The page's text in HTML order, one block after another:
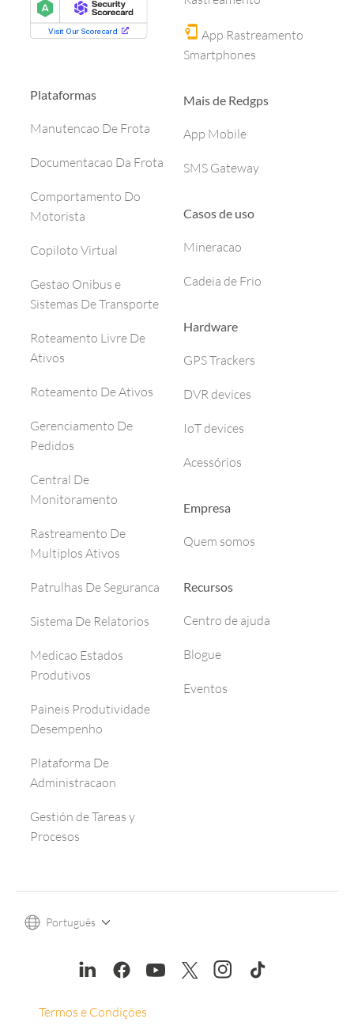
Plataformas
Manutencao De Frota
Documentacao Da Frota
Comportamento Do
Motorista
Copiloto Virtual
Gestao Onibus e
Sistemas De Transporte
Roteamento Livre De
Ativos
Roteamento De Ativos
Gerenciamento De
Pedidos
Central De
Monitoramento
Rastreamento De
Multiplos Ativos
Patrulhas De Seguranca
Sistema De Relatorios
Medicao Estados
Produtivos
Paineis Produtividade
Desempenho
Plataforma De
Administracaon
Gestión de Tareas y
Procesos
App Rastreamento
Smartphones
Mais de Redgps
App Mobile
SMS Gateway
Casos de uso
Mineracao
Cadeia de Frio
Hardware
GPS Trackers
DVR devices
IoT devices
Acessórios
Empresa
Quem somos
Recursos
Centro de ajuda
Blogue
Eventos
Português
Termos e Condições